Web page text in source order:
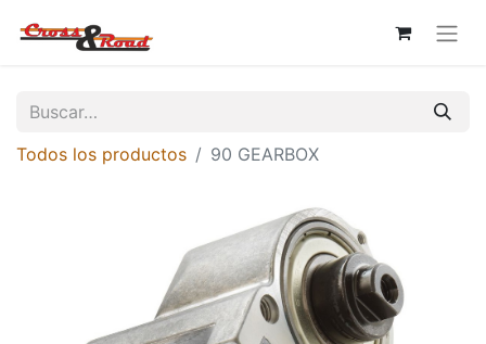
Todos los productos 90 GEARBOX